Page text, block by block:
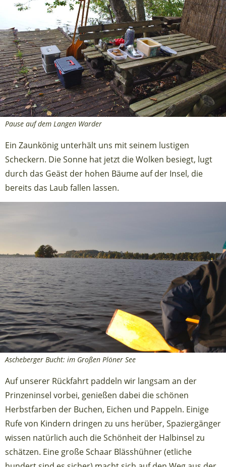
Pause auf dem Langen Warder
Ein Zaunkönig unterhält uns mit seinem lustigen
Scheckern. Die Sonne hat jetzt die Wolken besiegt, lugt
durch das Geäst der hohen Bäume auf der Insel, die
bereits das Laub fallen lassen.
Ascheberger Bucht: im Großen Plöner See
Auf unserer Rückfahrt paddeln wir langsam an der
Prinzeninsel vorbei, genießen dabei die schönen
Herbstfarben der Buchen, Eichen und Pappeln. Einige
Rufe von Kindern dringen zu uns herüber, Spaziergänger
wissen natürlich auch die Schönheit der Halbinsel zu
schätzen. Eine große Schaar Blässhühner (etliche